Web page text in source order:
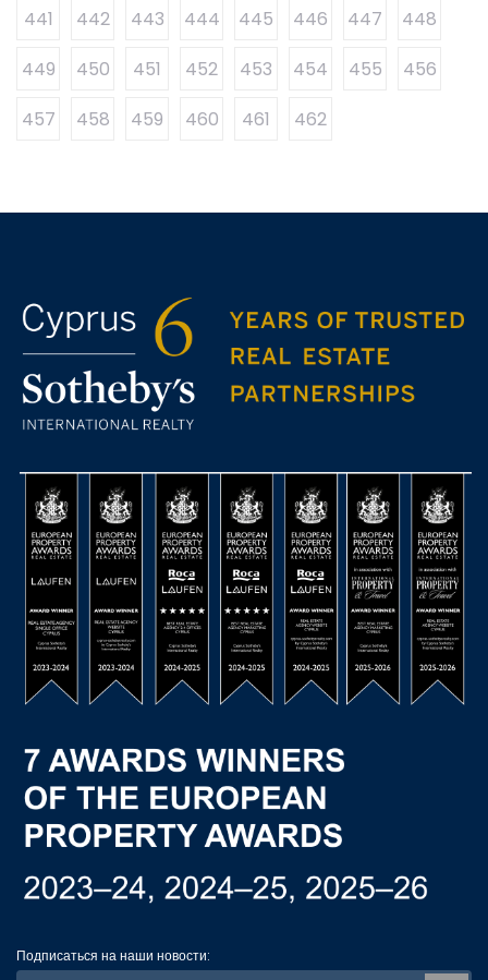
441 442 443 444 445 446 447
448
449
450 451 452 453 454 455
456
457
458 459 460 461 462
Подписаться на наши новости: